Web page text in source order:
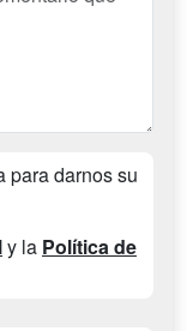
para darnos su
y la Política de